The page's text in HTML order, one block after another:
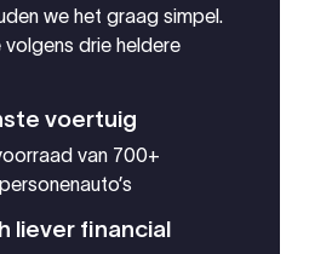
we het graag simpel.
volgens drie heldere
voertuig
van 700+
liever financial